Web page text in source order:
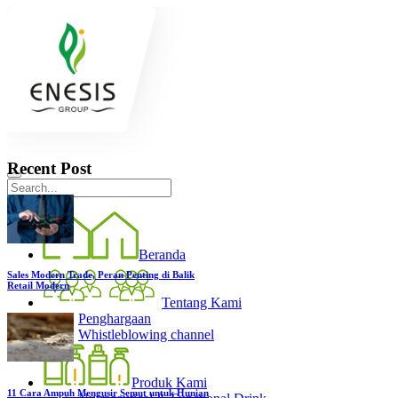
Beranda
Tentang Kami
Penghargaan
Whistleblowing channel
Produk Kami
Recent Post
Sales Modern Trade, Peran Penting di Balik
Retail Modern
11 Cara Ampuh Mengusir Semut untuk Hunian